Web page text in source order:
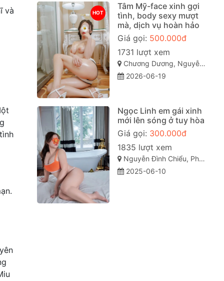
và HOT
Tâm Mỹ-face xinh gợi
tình, body sexy mượt
mà, dịch vụ hoàn hảo
Giá gọi: 500.000đ
1731 lượt xem
Chương Dương, Nguyễn Văn Cừ, TP Quy Nhơn
2026-06-19
Ngọc Linh em gái xinh
mới lên sóng ở tuy hòa
Giá gọi: 300.000đ
1835 lượt xem
Nguyễn Đình Chiểu, Phường 7, TP Tuy Hòa, Phú Yên
2025-06-10